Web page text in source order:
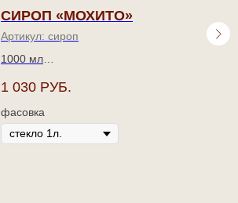
СИРОП «МОХИТО»
Артикул: сироп
1000 мл
Комбинация нежной мяты,
яркого лайма и
выразительного ромового
вкуса.
1 030 РУБ.
фасовка